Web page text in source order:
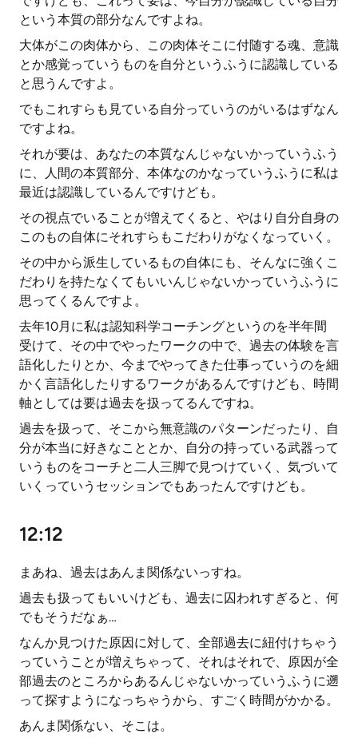
という本質の部分なんですよね。
大体がこの肉体から、この肉体そこに付随する魂、意識
とか感覚っていうものを自分というふうに認識している
と思うんですよ。
でもこれすらも見ている自分っていうのがいるはずなん
ですよね。
それが要は、あなたの本質なんじゃないかっていうふう
に、人間の本質部分、本体なのかなっていうふうに私は
最近は認識しているんですけども。
その視点でいることが増えてくると、やはり自分自身の
このもの自体にそれすらもこだわりがなくなっていく。
その中から派生しているもの自体にも、そんなに強くこ
だわりを持たなくてもいいんじゃないかっていうふうに
思ってくるんですよ。
去年10月に私は認知科学コーチングというのを半年間
受けて、その中でやったワークの中で、過去の体験を言
語化したりとか、今までやってきた仕事っていうのを細
かく言語化したりするワークがあるんですけども、時間
軸としては要は過去を扱ってるんですね。
過去を扱って、そこから無意識のパターンだったり、自
分が本当に好きなこととか、自分の持っている武器って
いうものをコーチと二人三脚で見つけていく、気づいて
いくっていうセッションでもあったんですけども。
12:12
まあね、過去はあんま関係ないっすね。
過去も扱ってもいいけども、過去に囚われすぎると、何
でもそうだなぁ…
なんか見つけた原因に対して、全部過去に紐付けちゃう
っていうことが増えちゃって、それはそれで、原因が全
部過去のところからあるんじゃないかっていうふうに遡
って探すようになっちゃうから、すごく時間がかかる。
あんま関係ない、そこは。